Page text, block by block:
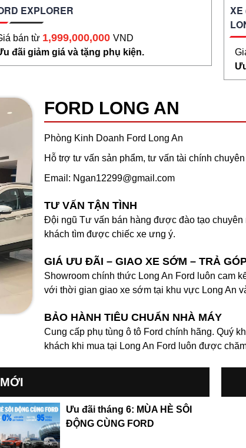
EXPLORER
bán từ 1,999,000,000 VND
đãi giảm giá và tặng phụ kiện.
XE
FORD LONG AN
Phòng Kinh Doanh Ford Long An
Hỗ trợ tư vấn sản phẩm, tư vấn tài chính
Email: Ngan12299@gmail.com
TƯ VẤN TẬN TÌNH
Đội ngũ Tư vấn bán hàng được đào tạo
khách tìm được chiếc xe ưng ý.
GIÁ ƯU ĐÃI – GIAO XE SỚM – TRẢ
Showroom chính thức Long An Ford luôn cam
với thời gian giao xe sớm tại khu vực Long An
BẢO HÀNH TIÊU CHUẨN NHÀ MÁY
Cung cấp phụ tùng ô tô Ford chính hãng. Quý
khách khi mua tại Long An Ford luôn được
Ưu đãi tháng 6: MÙA HÈ SÔI
ĐỘNG CÙNG FORD